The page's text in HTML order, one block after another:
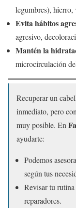
legumbres),
Evita hábitos
agresivo,
Mantén la
microcirculación
Recuperar un
inmediato, pero
muy posible. En
ayudarte:
Podemos
según tus
Revisar tu
reparadores.